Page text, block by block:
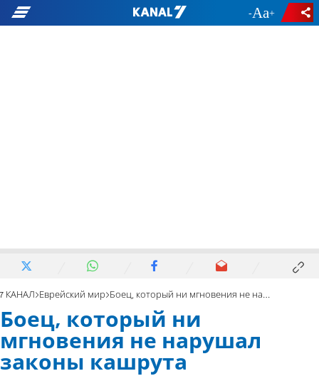
- +
7 КАНАЛ Еврейский мир Боец, который ни мгновения не нарушал законы кашрута
Боец, который ни
мгновения не нарушал
законы кашрута